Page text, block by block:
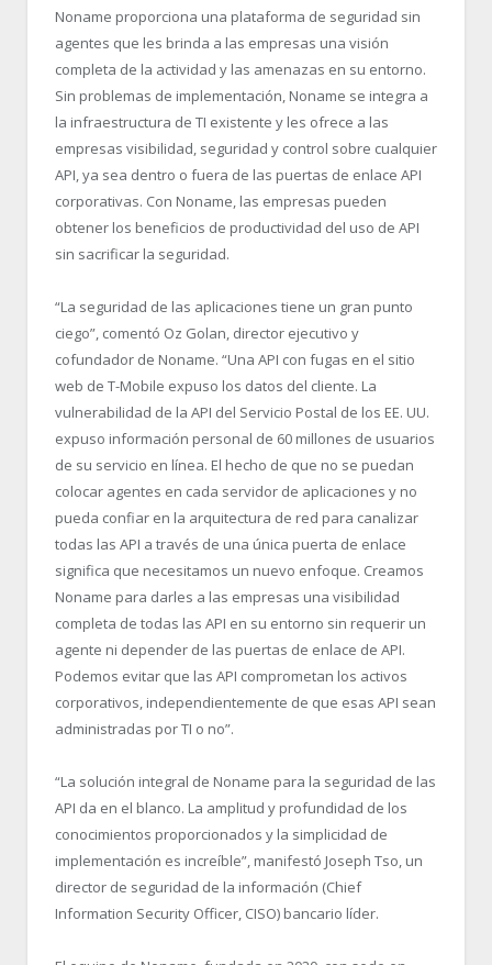
Noname proporciona una plataforma de seguridad sin
agentes que les brinda a las empresas una visión
completa de la actividad y las amenazas en su entorno.
Sin problemas de implementación, Noname se integra a
la infraestructura de TI existente y les ofrece a las
empresas visibilidad, seguridad y control sobre cualquier
API, ya sea dentro o fuera de las puertas de enlace API
corporativas. Con Noname, las empresas pueden
obtener los beneficios de productividad del uso de API
sin sacrificar la seguridad.
“La seguridad de las aplicaciones tiene un gran punto
ciego”, comentó Oz Golan, director ejecutivo y
cofundador de Noname. “Una API con fugas en el sitio
web de T-Mobile expuso los datos del cliente. La
vulnerabilidad de la API del Servicio Postal de los EE. UU.
expuso información personal de 60 millones de usuarios
de su servicio en línea. El hecho de que no se puedan
colocar agentes en cada servidor de aplicaciones y no
pueda confiar en la arquitectura de red para canalizar
todas las API a través de una única puerta de enlace
significa que necesitamos un nuevo enfoque. Creamos
Noname para darles a las empresas una visibilidad
completa de todas las API en su entorno sin requerir un
agente ni depender de las puertas de enlace de API.
Podemos evitar que las API comprometan los activos
corporativos, independientemente de que esas API sean
administradas por TI o no”.
“La solución integral de Noname para la seguridad de las
API da en el blanco. La amplitud y profundidad de los
conocimientos proporcionados y la simplicidad de
implementación es increíble”, manifestó Joseph Tso, un
director de seguridad de la información (Chief
Information Security Officer, CISO) bancario líder.